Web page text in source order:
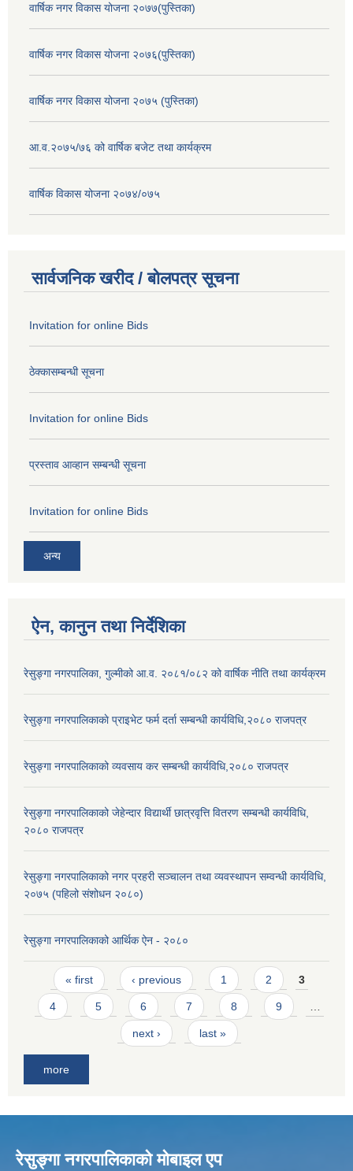
वार्षिक नगर विकास योजना २०७७(पुस्तिका)
वार्षिक नगर विकास योजना २०७६(पुस्तिका)
वार्षिक नगर विकास योजना २०७५ (पुस्तिका)
आ.व.२०७५/७६ को वार्षिक बजेट तथा कार्यक्रम
वार्षिक विकास योजना २०७४/०७५
सार्वजनिक खरीद / बोलपत्र सूचना
Invitation for online Bids
ठेक्कासम्बन्धी सूचना
Invitation for online Bids
प्रस्ताव आव्हान सम्बन्धी सूचना
Invitation for online Bids
अन्य
ऐन, कानुन तथा निर्देशिका
रेसुङ्गा नगरपालिका, गुल्मीको आ.व. २०८१/०८२ को वार्षिक नीति तथा कार्यक्रम
रेसुङ्गा नगरपालिकाकाे प्राइभेट फर्म दर्ता सम्बन्धी कार्यविधि,२०८० राजपत्र
रेसुङ्गा नगरपालिकाको व्यवसाय कर सम्बन्धी कार्यविधि,२०८० राजपत्र
रेसुङ्गा नगरपालिकाको जेहेन्दार विद्यार्थी छात्रवृत्ति वितरण सम्बन्धी कार्यविधि,
२०८० राजपत्र
रेसुङ्गा नगरपालिकाको नगर प्रहरी सञ्चालन तथा व्यवस्थापन सम्वन्धी कार्यविधि,
२०७५ (पहिलो संशोधन २०८०)
रेसुङ्गा नगरपालिकाको आर्थिक ऐन - २०८०
Pages
« first ‹ previous 1 2 3
4 5 6 7 8 9
next › last »
more
रेसुङ्गा नगरपालिकाकाे माेबाइल एप